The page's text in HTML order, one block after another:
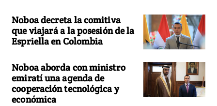
Noboa decreta la comitiva
que viajará a la posesión de la
Espriella en Colombia
Noboa aborda con ministro
emiratí una agenda de
cooperación tecnológica y
económica